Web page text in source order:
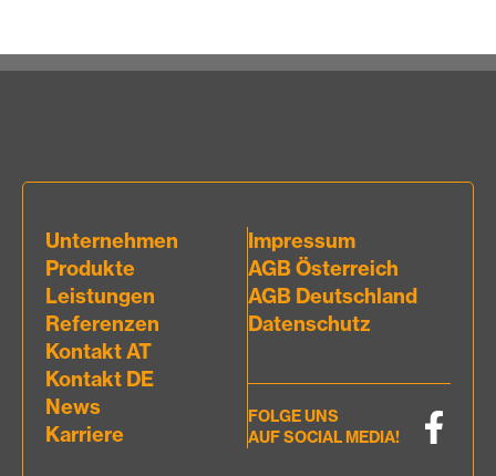
Unternehmen
Produkte
Leistungen
Referenzen
Kontakt AT
Kontakt DE
News
Karriere
Impressum
AGB Österreich
AGB Deutschland
Datenschutz
FOLGE UNS
AUF SOCIAL MEDIA!